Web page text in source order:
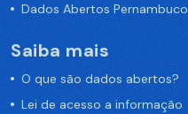
Dados Abertos Pernambuco
Saiba mais
O que são dados abertos?
Lei de acesso a informação